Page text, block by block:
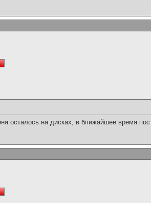
осталось на дисках, в ближайшее время